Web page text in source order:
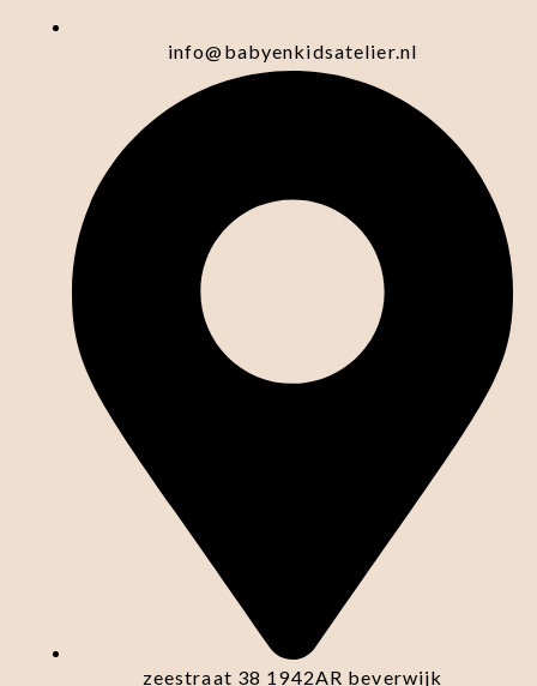
info@babyenkidsatelier.nl
zeestraat 38 1942AR beverwijk